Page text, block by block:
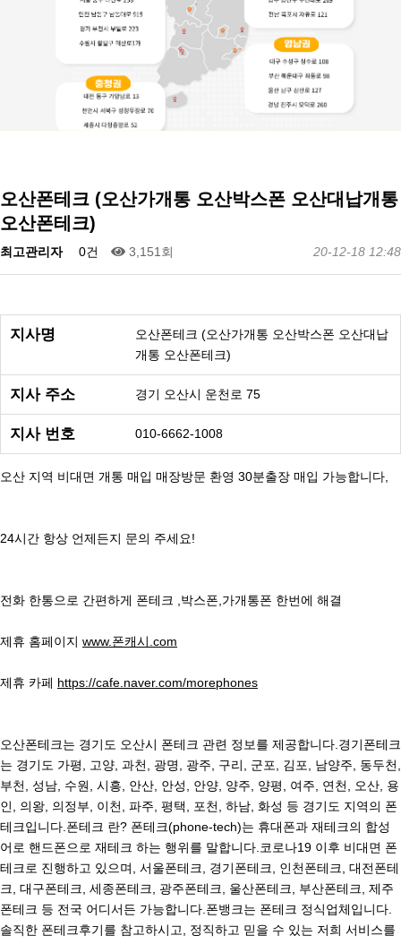
오산폰테크 (오산가개통 오산박스폰 오산대납개통
오산폰테크)
최고관리자 0건 3,151회 20-12-18 12:48
지사명
오산폰테크 (오산가개통 오산박스폰 오산대납
개통 오산폰테크)
지사 주소 경기 오산시 운천로 75
지사 번호 010-6662-1008
오산 지역 비대면 개통 매입 매장방문 환영 30분출장 매입 가능합니다,
24시간 항상 언제든지 문의 주세요!
전화 한통으로 간편하게 폰테크 ,박스폰,가개통폰 한번에 해결
제휴 홈페이지 www.폰캐시.com
제휴 카페 https://cafe.naver.com/morephones
오산폰테크는 경기도 오산시 폰테크 관련 정보를 제공합니다.경기폰테크
는 경기도 가평, 고양, 과천, 광명, 광주, 구리, 군포, 김포, 남양주, 동두천,
부천, 성남, 수원, 시흥, 안산, 안성, 안양, 양주, 양평, 여주, 연천, 오산, 용
인, 의왕, 의정부, 이천, 파주, 평택, 포천, 하남, 화성 등 경기도 지역의 폰
테크입니다.폰테크 란? 폰테크(phone-tech)는 휴대폰과 재테크의 합성
어로 핸드폰으로 재테크 하는 행위를 말합니다.코로나19 이후 비대면 폰
테크로 진행하고 있으며, 서울폰테크, 경기폰테크, 인천폰테크, 대전폰테
크, 대구폰테크, 세종폰테크, 광주폰테크, 울산폰테크, 부산폰테크, 제주
폰테크 등 전국 어디서든 가능합니다.폰뱅크는 폰테크 정식업체입니다.
솔직한 폰테크후기를 참고하시고, 정직하고 믿을 수 있는 저희 서비스를